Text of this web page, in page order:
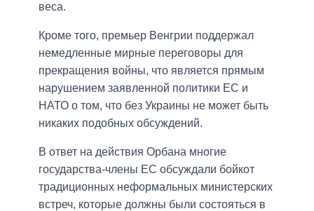
веса.
Кроме того, премьер Венгрии поддержал
немедленные мирные переговоры для
прекращения войны, что является прямым
нарушением заявленной политики ЕС и
НАТО о том, что без Украины не может быть
никаких подобных обсуждений.
В ответ на действия Орбана многие
государства-члены ЕС обсуждали бойкот
традиционных неформальных министерских
встреч, которые должны были состояться в